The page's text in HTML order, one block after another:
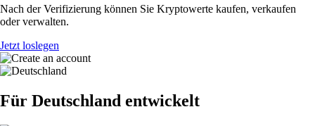
Nach der Verifizierung können Sie Kryptowerte kaufen, verkaufen
oder verwalten.
Jetzt loslegen
Für Deutschland entwickelt